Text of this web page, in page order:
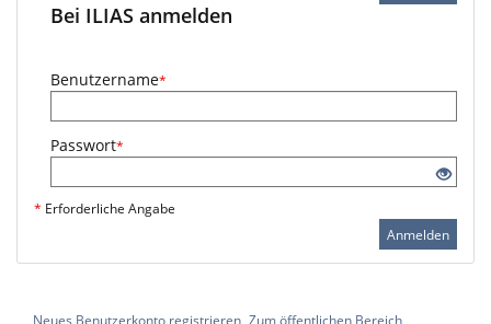
Bei ILIAS anmelden
Benutzername*
Passwort*
* Erforderliche Angabe
Anmelden